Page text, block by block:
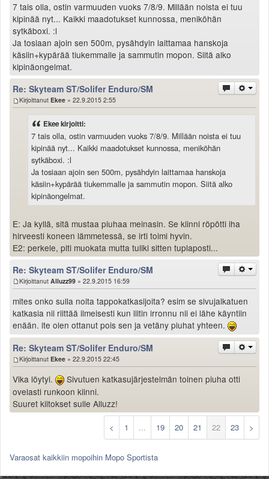
7 tais olla, ostin varmuuden vuoks 7/8/9. Millään noista ei tuu
kipinää nyt... Kaikki maadotukset kunnossa, meniköhän
sytkäboxi. :l
Ja tosiaan ajoin sen 500m, pysähdyin laittamaa hanskoja
käsiin+kypärää tiukemmalle ja sammutin mopon. Siitä alko
kipinäongelmat.
Re: Skyteam ST/Solifer Enduro/SM
Kirjoittanut Ekee » 22.9.2015 2:55
Ekee kirjoitti:
7 tais olla, ostin varmuuden vuoks 7/8/9. Millään noista ei tuu
kipinää nyt... Kaikki maadotukset kunnossa, meniköhän
sytkäboxi. :l
Ja tosiaan ajoin sen 500m, pysähdyin laittamaa hanskoja
käsiin+kypärää tiukemmalle ja sammutin mopon. Siitä alko
kipinäongelmat.
E: Ja kyllä, sitä mustaa piuhaa meinasin. Se kiinni röpötti iha
hirveesti koneen lämmetessä, se irti toimi hyvin.
E2: perkele, piti muokata mutta tuliki sitten tuplaposti...
Re: Skyteam ST/Solifer Enduro/SM
Kirjoittanut Alluzz99 » 22.9.2015 16:59
mites onko sulla noita tappokatkasijoita? esim se sivujalkatuen
katkasia nii riittää ilmeisesti kun liitin irronnu nii ei lähe käyntiin
enään. ite olen ottanut pois sen ja vetäny piuhat yhteen.
Re: Skyteam ST/Solifer Enduro/SM
Kirjoittanut Ekee » 22.9.2015 22:45
Vika löytyi.
Sivutuen katkasujärjestelmän toinen piuha otti
ovelasti runkoon kiinni.
Suuret kiitokset sulle Alluzz!
< 1 ... 19 20 21 22 23 >
Varaosat kaikkiin mopoihin Mopo Sportista